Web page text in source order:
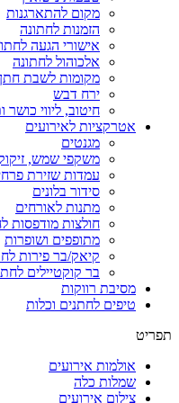
מקום להתארגנות
הזמנות לחתונה
אישורי הגעה
אלכוהול לחתונה
מקומות לשבת חתן
ירח דבש
חיטוב, ליווי כושר
אטרקציות לאירועים
מגנטים
משקפי שמש,
עמדות שזירת
סידור בלונים
מתנות לאורחים
חולצות מודפסות
מתופפים ושופרות
קיאק/בר פירות
בר קוקטיילים
מסיבת רווקות
טיפים לחתנים וכלות
תפריט
אולמות אירועים
שמלות כלה
צילום אירועים